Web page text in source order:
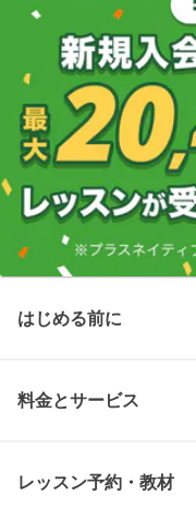
はじめる前に
料金とサービス
レッスン予約・教材